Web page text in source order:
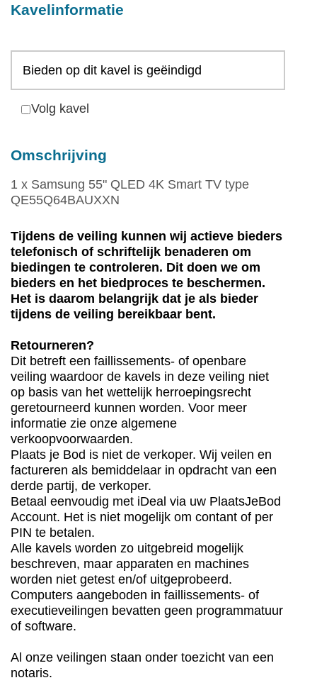
Kavelinformatie
Bieden op dit kavel is geëindigd
Volg kavel
Omschrijving
1 x Samsung 55" QLED 4K Smart TV type
QE55Q64BAUXXN
Tijdens de veiling kunnen wij actieve bieders
telefonisch of schriftelijk benaderen om
biedingen te controleren. Dit doen we om
bieders en het biedproces te beschermen.
Het is daarom belangrijk dat je als bieder
tijdens de veiling bereikbaar bent.
Retourneren?
Dit betreft een faillissements- of openbare
veiling waardoor de kavels in deze veiling niet
op basis van het wettelijk herroepingsrecht
geretourneerd kunnen worden. Voor meer
informatie zie onze algemene
verkoopvoorwaarden.
Plaats je Bod is niet de verkoper. Wij veilen en
factureren als bemiddelaar in opdracht van een
derde partij, de verkoper.
Betaal eenvoudig met iDeal via uw PlaatsJeBod
Account. Het is niet mogelijk om contant of per
PIN te betalen.
Alle kavels worden zo uitgebreid mogelijk
beschreven, maar apparaten en machines
worden niet getest en/of uitgeprobeerd.
Computers aangeboden in faillissements- of
executieveilingen bevatten geen programmatuur
of software.
Al onze veilingen staan onder toezicht van een
notaris.